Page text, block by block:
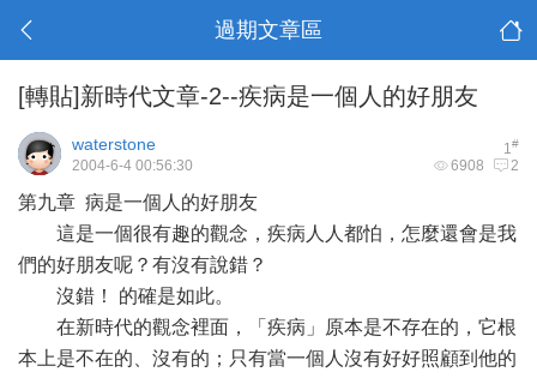
過期文章區
[轉貼]新時代文章-2--疾病是一個人的好朋友
1#
waterstone
6908 2
2004-6-4 00:56:30
第九章 病是一個人的好朋友
這是一個很有趣的觀念，疾病人人都怕，怎麼還會是我
們的好朋友呢？有沒有說錯？
沒錯！ 的確是如此。
在新時代的觀念裡面，「疾病」原本是不存在的，它根
本上是不在的、沒有的；只有當一個人沒有好好照顧到他的